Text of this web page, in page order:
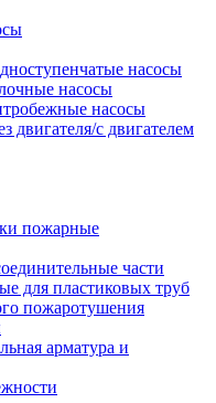
насосы
насосы
насосы
двигателя/с двигателем
пожарные
части
для пластиковых труб
пожаротушения
арматура и